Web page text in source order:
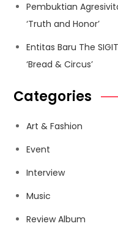
Pembuktian
‘Truth and Honor’
Entitas Baru The
‘Bread & Circus’
Categories
Art & Fashion
Event
Interview
Music
Review Album